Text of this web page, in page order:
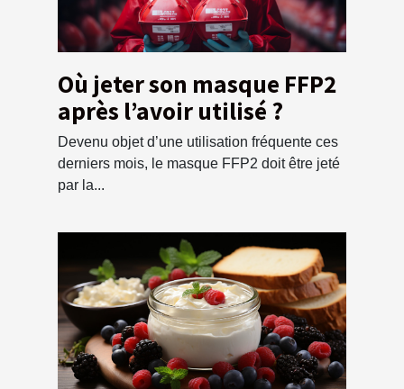
Où jeter son masque FFP2
après l’avoir utilisé ?
Devenu objet d’une utilisation fréquente ces
derniers mois, le masque FFP2 doit être jeté
par la...